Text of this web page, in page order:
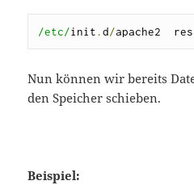
/etc/init.d/apache2
Nun können wir bereits
den Speicher schieben.
Beispiel: